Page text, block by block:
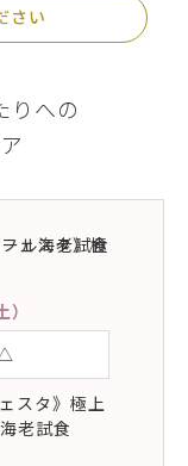
さい
りへの
）
スタ》極上
老試食